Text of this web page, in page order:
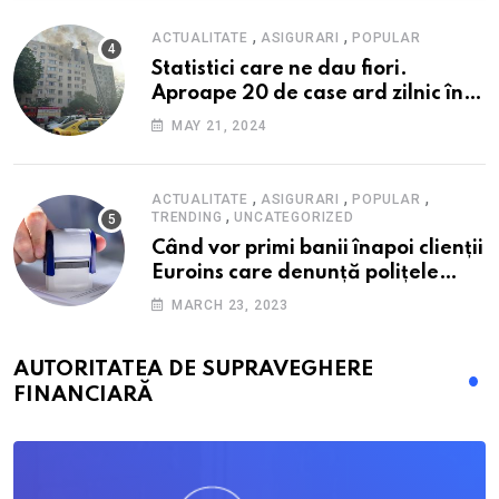
ACTUALITATE , ASIGURARI ,POPULAR
Statistici care ne dau fiori.
Aproape 20 de case ard zilnic în
România, iar pagubele au
nici 40 de lei pe lună
MAY 21, 2024
ACTUALITATE , ASIGURARI ,POPULAR ,
TRENDING ,UNCATEGORIZED
Când vor primi banii înapoi clienții
Euroins care denunță polițele
RCA? Toți pașii și toate termenele
MARCH 23, 2023
AUTORITATEA DE SUPRAVEGHERE
FINANCIARĂ